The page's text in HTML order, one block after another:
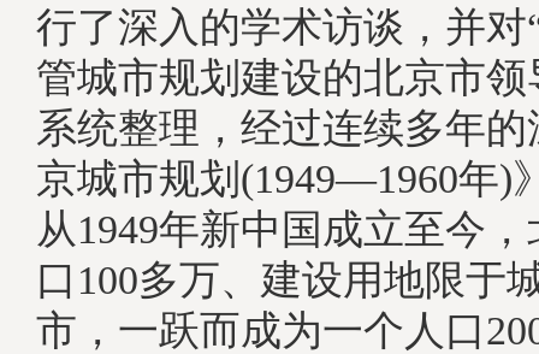
行了深入的学术访谈，并对
管城市规划建设的北京市
系统整理，经过连续多年
京城市规划(1949—1960
从1949年新中国成立至今
口100多万、建设用地限于
市，一跃而成为一个人口